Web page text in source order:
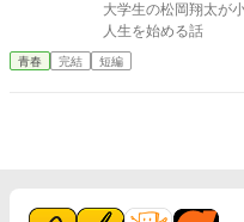
大学生の松岡翔太が
人生を始める話
青春 完結 短編